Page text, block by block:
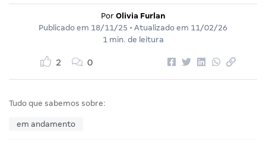
Por Olivia Furlan
Publicado em 18/11/25 • Atualizado em 11/02/26
1 min. de leitura
2 0
Tudo que sabemos sobre:
em andamento